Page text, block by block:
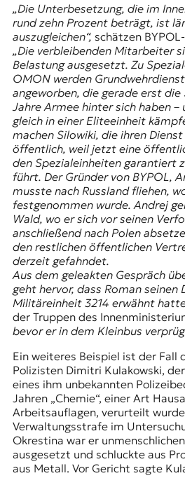
„Die Unterbesetzung, die im
rund zehn Prozent beträgt, ist
auszugleichen“, schätzen
„Die verbleibenden Mitarbeiter
Belastung ausgesetzt. Zu
OMONwerden
angeworben, die gerade erst die
Jahre Armee hinter sich haben –
gleich in einer Eliteeinheit
machen Silowiki, die ihren
öffentlich, weil jetzt eine
den Spezialeinheiten garantiert
führt. Der Gründer von BYPOL,
musste nach Russland fliehen,
festgenommen wurde. Andrej
Wald, wo er sich vor seinen
anschließend nach Polen
den restlichen öffentlichen
derzeit gefahndet.
Aus dem geleakten Gespräch
geht hervor, dass Roman seinen
Militäreinheit 3214 erwähnt
der Truppen des
bevor er in dem Kleinbus
Ein weiteres Beispiel ist der Fall
Polizisten Dimitri Kulakowski,
eines ihm unbekannten
Jahren „Chemie“, einer Art
Arbeitsauflagen, verurteilt
Verwaltungsstrafe im
Okrestina war er
ausgesetzt und schluckte aus
aus Metall. Vor Gericht sagte